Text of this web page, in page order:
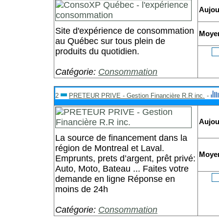
Site d'expérience de consommation
au Québec sur tous plein de
produits du quotidien.
Catégorie: Consommation
2 PRETEUR PRIVE - Gestion Financière R.R inc. -
La source de financement dans la
région de Montreal et Laval.
Emprunts, prets d’argent, prêt privé:
Auto, Moto, Bateau ... Faites votre
demande en ligne Réponse en
moins de 24h
Catégorie: Consommation